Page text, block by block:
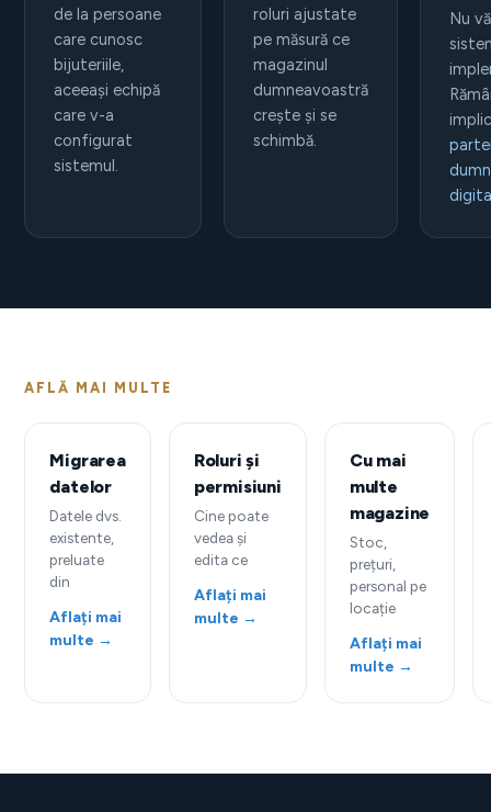
de la persoane
care cunosc
bijuteriile,
aceeași echipă
care v-a
configurat
sistemul.
roluri ajustate
pe măsură ce
magazinul
dumneavoastră
crește și se
schimbă.
Nu
AFLĂ MAI MULTE
Migrarea
datelor
Datele dvs.
existente,
preluate
din
Aflați mai
multe →
Roluri și
permisiuni
Cine poate
vedea și
edita ce
Aflați mai
multe →
Cu mai
multe
magazine
Stoc,
prețuri,
personal pe
locație
Aflați mai
multe →